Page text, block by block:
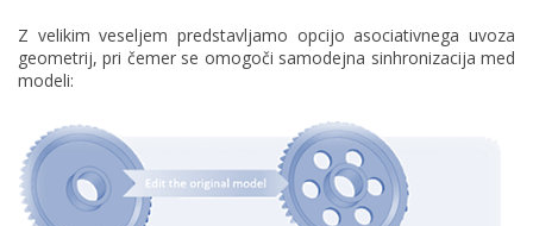
Z velikim veseljem predstavljamo opcijo asociativnega uvoza
geometrij, pri čemer se omogoči samodejna sinhronizacija med
modeli: